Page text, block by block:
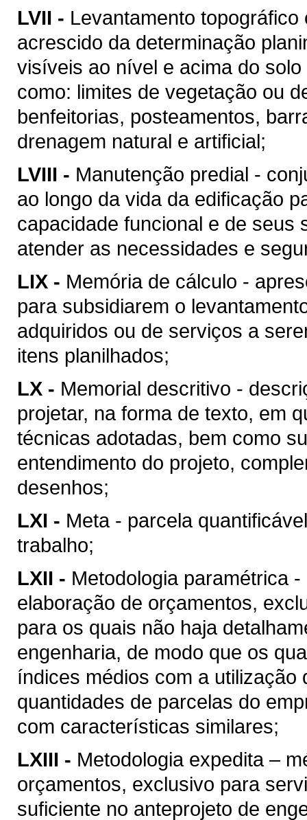
LVII - Levantamento
acrescido da determinação
visíveis ao nível e acima do
como: limites de vegetação ou
benfeitorias, posteamentos,
drenagem natural e artificial;
LVIII - Manutenção predial -
ao longo da vida da edificação
capacidade funcional e de seus
atender as necessidades e
LIX - Memória de cálculo -
para subsidiarem o
adquiridos ou de serviços a
itens planilhados;
LX - Memorial descritivo -
projetar, na forma de texto, em
técnicas adotadas, bem como
entendimento do projeto,
desenhos;
LXI - Meta - parcela
trabalho;
LXII - Metodologia paramétrica
elaboração de orçamentos,
para os quais não haja
engenharia, de modo que os
índices médios com a
quantidades de parcelas do
com características similares;
LXIII - Metodologia expedita –
orçamentos, exclusivo para
suficiente no anteprojeto de